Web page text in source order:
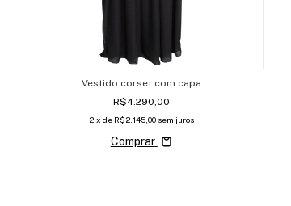
Vestido corset com capa
R$4.290,00
2 x de R$2.145,00 sem juros
Comprar